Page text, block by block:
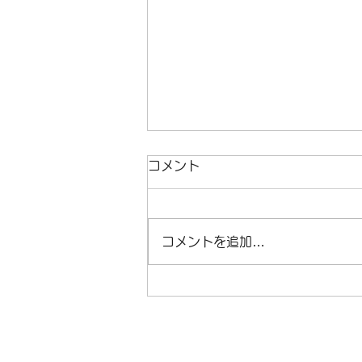
リム幅で走りは変わる！シャ
コメント
コメントを追加…